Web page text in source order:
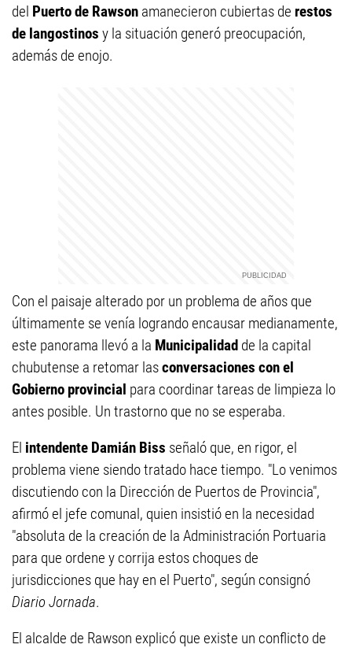
del Puerto de Rawson amanecieron cubiertas de restos
de langostinos y la situación generó preocupación,
además de enojo.
Con el paisaje alterado por un problema de años que
últimamente se venía logrando encausar medianamente,
este panorama llevó a la Municipalidad de la capital
chubutense a retomar lasconversaciones con el
Gobierno provincial para coordinar tareas de limpieza lo
antes posible. Un trastorno que no se esperaba.
El intendente Damián Biss señaló que, en rigor, el
problema viene siendo tratado hace tiempo. "Lo venimos
discutiendo con la Dirección de Puertos de Provincia",
afirmó el jefe comunal, quien insistió en la necesidad
"absoluta de la creación de la Administración Portuaria
para que ordene y corrija estos choques de
jurisdicciones que hay en el Puerto", según consignó
Diario Jornada.
El alcalde de Rawson explicó que existe un conflicto de